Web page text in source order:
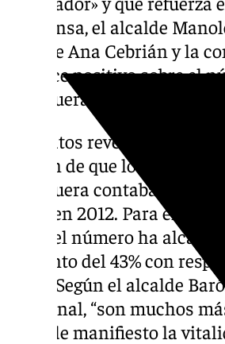
de prensa, el alcalde
alcalde Ana Cebrián y la
balance positivo sobre el
Antequera.
Los datos revelados, han
común de que los cierres
Antequera contaba con
4.580 en 2012. Para el
2024, el número ha
aumento del 43% con
más». Según el alcalde
ocasional, “son muchos
pone de manifiesto la